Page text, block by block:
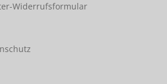
Widerrufsformular